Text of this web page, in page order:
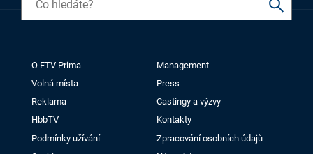
O FTV Prima
Management
Volná místa
Press
Reklama
Castingy a výzvy
HbbTV
Kontakty
Podmínky užívání
Zpracování osobních údajů